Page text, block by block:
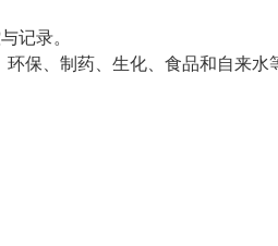
记录。
保、制药、生化、食品和自来水